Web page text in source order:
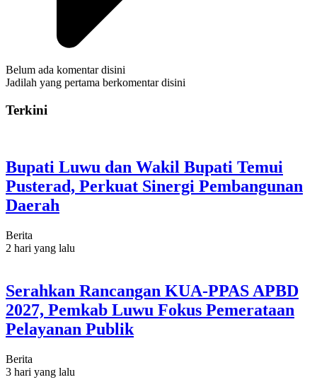
Belum ada komentar disini
Jadilah yang pertama berkomentar disini
Terkini
Bupati Luwu dan Wakil Bupati Temui
Pusterad, Perkuat Sinergi Pembangunan
Daerah
Berita
2 hari yang lalu
Serahkan Rancangan KUA-PPAS APBD
2027, Pemkab Luwu Fokus Pemerataan
Pelayanan Publik
Berita
3 hari yang lalu